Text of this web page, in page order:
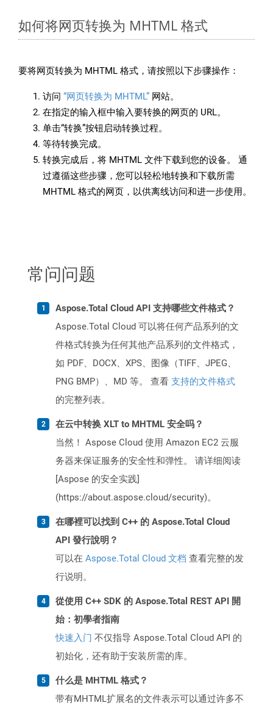
如何将网页转换为 MHTML 格式
要将网页转换为 MHTML 格式，请按照以下步骤操作：
访问 “网页转换为 MHTML” 网站。
在指定的输入框中输入要转换的网页的 URL。
单击“转换”按钮启动转换过程。
等待转换完成。
转换完成后，将 MHTML 文件下载到您的设备。 通
过遵循这些步骤，您可以轻松地转换和下载所需
MHTML 格式的网页，以供离线访问和进一步使用。
常问问题
Aspose.Total Cloud API 支持哪些文件格式？
Aspose.Total Cloud 可以将任何产品系列的文
件格式转换为任何其他产品系列的文件格式，
如 PDF、DOCX、XPS、图像（TIFF、JPEG、
PNG BMP）、MD 等。 查看 支持的文件格式
的完整列表。
在云中转换 XLT to MHTML 安全吗？
当然！ Aspose Cloud 使用 Amazon EC2 云服
务器来保证服务的安全性和弹性。 请详细阅读
[Aspose 的安全实践]
(https://about.aspose.cloud/security)。
在哪裡可以找到 C++ 的 Aspose.Total Cloud
API 發行說明？
可以在 Aspose.Total Cloud 文档 查看完整的发
行说明。
從使用 C++ SDK 的 Aspose.Total REST API 開
始：初學者指南
快速入门 不仅指导 Aspose.Total Cloud API 的
初始化，还有助于安装所需的库。
什么是 MHTML 格式？
带有MHTML扩展名的文件表示可以通过许多不